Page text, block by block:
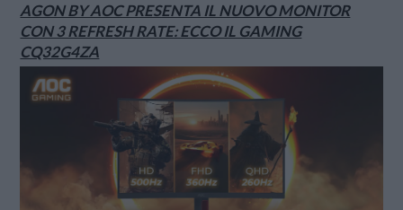
AGON BY AOC PRESENTA IL NUOVO MONITOR
CON 3 REFRESH RATE: ECCO IL GAMING
CQ32G4ZA